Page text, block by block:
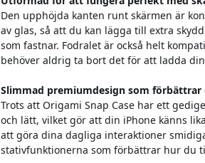
Den upphöjda kanten runt skärmen är
av glas, så att du kan lägga till extra
som fastnar. Fodralet är också helt
behöver aldrig ta bort det för att ladda
Slimmad premiumdesign som förbättrar
Trots att Origami Snap Case har ett
och lätt, vilket gör att din iPhone känns
att göra dina dagliga interaktioner
stativfunktionerna som förbättrar hur du